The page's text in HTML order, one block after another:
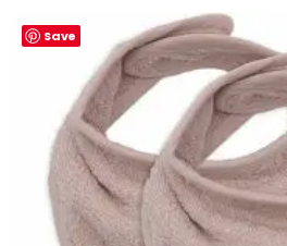
Save